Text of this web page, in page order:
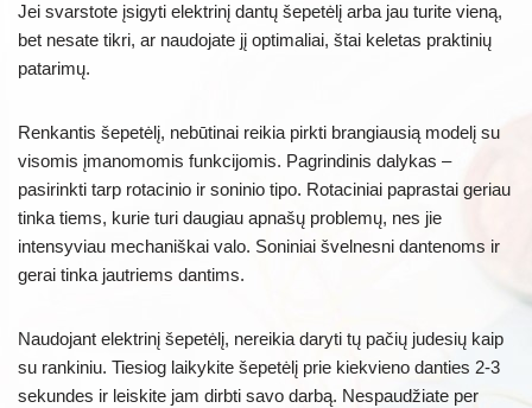
Jei svarstote įsigyti elektrinį dantų šepetėlį arba jau turite vieną,
bet nesate tikri, ar naudojate jį optimaliai, štai keletas praktinių
patarimų.
Renkantis šepetėlį, nebūtinai reikia pirkti brangiausią modelį su
visomis įmanomomis funkcijomis. Pagrindinis dalykas –
pasirinkti tarp rotacinio ir soninio tipo. Rotaciniai paprastai geriau
tinka tiems, kurie turi daugiau apnašų problemų, nes jie
intensyviau mechaniškai valo. Soniniai švelnesni dantenoms ir
gerai tinka jautriems dantims.
Naudojant elektrinį šepetėlį, nereikia daryti tų pačių judesių kaip
su rankiniu. Tiesiog laikykite šepetėlį prie kiekvieno danties 2-3
sekundes ir leiskite jam dirbti savo darbą. Nespaudžiate per